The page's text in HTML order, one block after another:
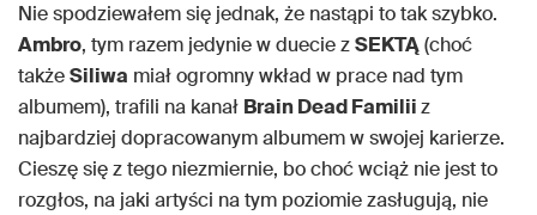
Nie spodziewałem się jednak, że nastąpi to tak szybko.
Ambro, tym razem jedynie w duecie zSEKTĄ(choć
takżeSiliwa miał ogromny wkład w prace nad tym
albumem), trafili na kanał Brain Dead Familiiz
najbardziej dopracowanym albumem w swojej karierze.
Cieszę się z tego niezmiernie, bo choć wciąż nie jest to
rozgłos, na jaki artyści na tym poziomie zasługują, nie